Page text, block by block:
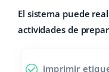
Salud y belleza
Implementación de
deutsch
Ελληνικά
español (AR)
El sistema puede
actividades de
imprimir